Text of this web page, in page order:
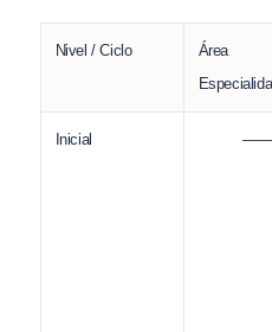
Nivel / Ciclo
Inicial